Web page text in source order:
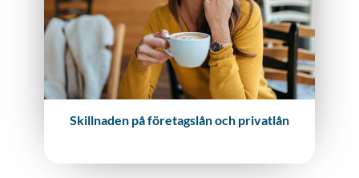
Skillnaden på företagslån och privatlån